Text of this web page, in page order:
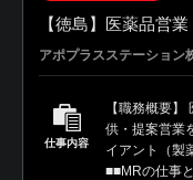
【徳島】医薬品営業
アポプラスステーション
仕事内容
【職務概要
供・提案営業
イアント（製
■■MRの仕事